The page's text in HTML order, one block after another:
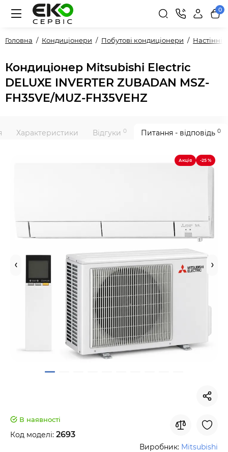
0
Головна Кондиціонери Побутові кондиціонери Настінні
Кондиціонер Mitsubishi Electric
DELUXE INVERTER ZUBADAN MSZ-
FH35VE/MUZ-FH35VEHZ
Характеристики Відгуки 0 Питання - відповідь 0
Акція -25 %
В наявності
Код моделі: 2693
Виробник: Mitsubishi